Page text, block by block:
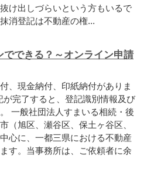
け出しづらいという方もいるで
消登記は不動産の権...
できる？～オンライン申請
、現金納付、印紙納付がありま
完了すると、登記識別情報及び
一般社団法人すまいる相続・後
（旭区、瀬谷区、保土ヶ谷区、
心に、一都三県における不動産
す。当事務所は、ご依頼者に余